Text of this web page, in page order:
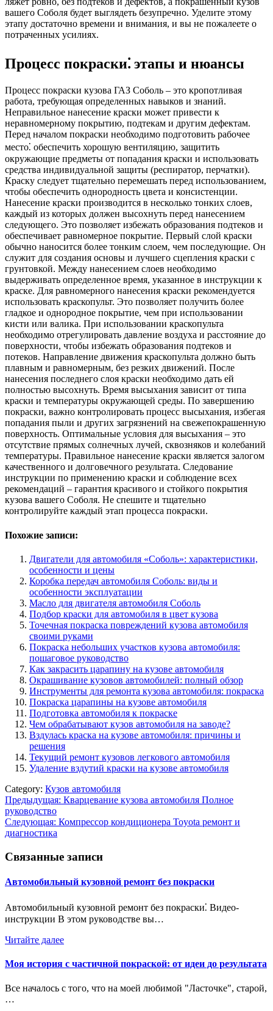
вашего Соболя будет выглядеть безупречно. Уделите этому
этапу достаточно времени и внимания, и вы не пожалеете о
потраченных усилиях.
Процесс покраски⁚ этапы и нюансы
Процесс покраски кузова ГАЗ Соболь – это кропотливая
работа, требующая определенных навыков и знаний.
Неправильное нанесение краски может привести к
неравномерному покрытию, подтекам и другим дефектам.
Перед началом покраски необходимо подготовить рабочее
место⁚ обеспечить хорошую вентиляцию, защитить
окружающие предметы от попадания краски и использовать
средства индивидуальной защиты (респиратор, перчатки).
Краску следует тщательно перемешать перед использованием,
чтобы обеспечить однородность цвета и консистенции.
Нанесение краски производится в несколько тонких слоев,
каждый из которых должен высохнуть перед нанесением
следующего. Это позволяет избежать образования подтеков и
обеспечивает равномерное покрытие. Первый слой краски
обычно наносится более тонким слоем, чем последующие. Он
служит для создания основы и лучшего сцепления краски с
грунтовкой. Между нанесением слоев необходимо
выдерживать определенное время, указанное в инструкции к
краске. Для равномерного нанесения краски рекомендуется
использовать краскопульт. Это позволяет получить более
гладкое и однородное покрытие, чем при использовании
кисти или валика. При использовании краскопульта
необходимо отрегулировать давление воздуха и расстояние до
поверхности, чтобы избежать образования подтеков и
потеков. Направление движения краскопульта должно быть
плавным и равномерным, без резких движений. После
нанесения последнего слоя краски необходимо дать ей
полностью высохнуть. Время высыхания зависит от типа
краски и температуры окружающей среды. По завершению
покраски, важно контролировать процесс высыхания, избегая
попадания пыли и других загрязнений на свежепокрашенную
поверхность. Оптимальные условия для высыхания – это
отсутствие прямых солнечных лучей, сквозняков и колебаний
температуры. Правильное нанесение краски является залогом
качественного и долговечного результата. Следование
инструкции по применению краски и соблюдение всех
рекомендаций – гарантия красивого и стойкого покрытия
кузова вашего Соболя. Не спешите и тщательно
контролируйте каждый этап процесса покраски.
Похожие записи:
Двигатели для автомобиля «Соболь»: характеристики,
особенности и цены
Коробка передач автомобиля Соболь: виды и
особенности эксплуатации
Масло для двигателя автомобиля Соболь
Подбор краски для автомобиля в цвет кузова
Точечная покраска повреждений кузова автомобиля
своими руками
Покраска небольших участков кузова автомобиля:
пошаговое руководство
Как закрасить царапину на кузове автомобиля
Окрашивание кузовов автомобилей: полный обзор
Инструменты для ремонта кузова автомобиля: покраска
Покраска царапины на кузове автомобиля
Подготовка автомобиля к покраске
Чем обрабатывают кузов автомобиля на заводе?
Вздулась краска на кузове автомобиля: причины и
решения
Текущий ремонт кузовов легкового автомобиля
Удаление вздутий краски на кузове автомобиля
Category: Кузов автомобиля
Навигация
по
записям
Предыдущая: Кварцевание кузова автомобиля Полное
руководство
Следующая: Компрессор кондиционера Toyota ремонт и
диагностика
Связанные записи
Автомобильный кузовной ремонт без покраски
Автомобильный кузовной ремонт без покраски⁚ Видео-
инструкции В этом руководстве вы…
Читайте далее
Моя история с частичной покраской: от идеи до результата
Все началось с того, что на моей любимой "Ласточке", старой,
…